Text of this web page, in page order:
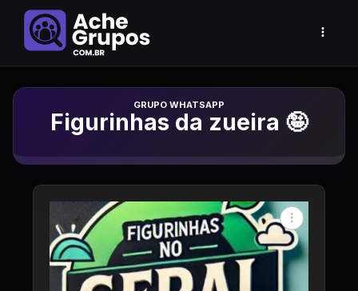
Grupo de Whatsapp
Figurinhas da zueira 🤪